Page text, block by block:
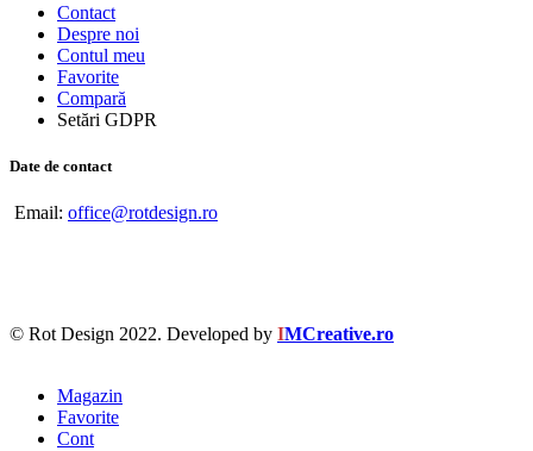
Contact
Despre noi
Contul meu
Favorite
Compară
Setări GDPR
Date de contact
Email: office@rotdesign.ro
© Rot Design 2022. Developed by IMCreative.ro
Magazin
Favorite
Cont